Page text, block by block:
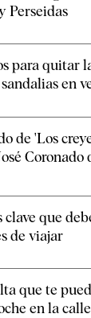
Perseidas
para quitar
en
de 'Los
Coronado
clave que
de viajar
que te
en la calle